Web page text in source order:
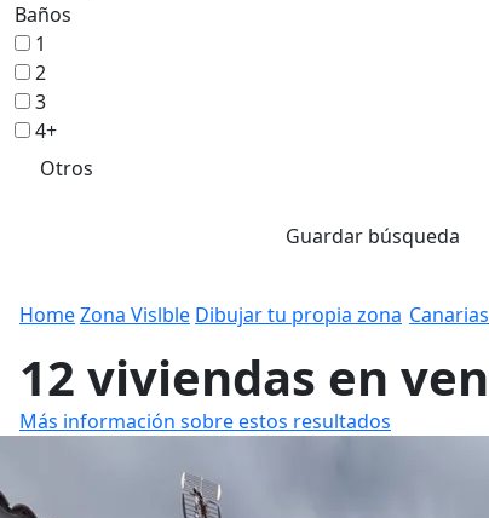
Baños
1
2
3
4+
Otros
Guardar búsqueda
HomeZona Vislble Dibujar tu propia zona Canarias
12 viviendas en
Más información sobre estos resultados